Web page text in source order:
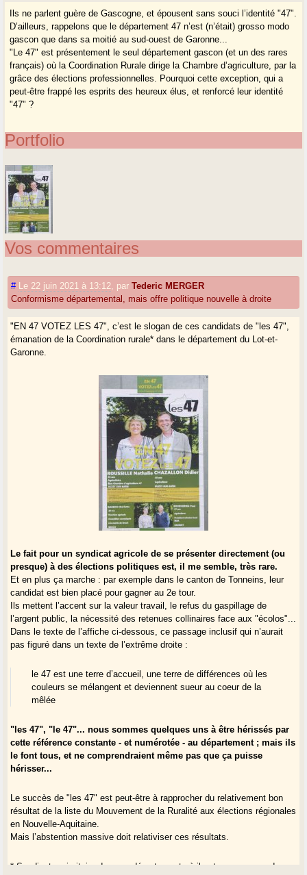
Ils ne parlent guère de Gascogne, et épousent sans souci l’identité "47".
D’ailleurs, rappelons que le département 47 n’est (n’était) grosso modo
gascon que dans sa moitié au sud-ouest de Garonne...
"Le 47" est présentement le seul département gascon (et un des rares
français) où la Coordination Rurale dirige la Chambre d’agriculture, par la
grâce des élections professionnelles. Pourquoi cette exception, qui a
peut-être frappé les esprits des heureux élus, et renforcé leur identité
"47" ?
Portfolio
Vos commentaires
# Le 22 juin 2021 à 13:12 parTederic MERGER
Conformisme départemental, mais offre politique nouvelle à droite
"EN 47 VOTEZ LES 47", c’est le slogan de ces candidats de "les 47",
émanation de la Coordination rurale* dans le département du Lot-et-
Garonne.
Le fait pour un syndicat agricole de se présenter directement (ou
presque) à des élections politiques est, il me semble, très rare.
Et en plus ça marche : par exemple dans le canton de Tonneins, leur
candidat est bien placé pour gagner au 2e tour.
Ils mettent l’accent sur la valeur travail, le refus du gaspillage de
l’argent public, la nécessité des retenues collinaires face aux "écolos"...
Dans le texte de l’affiche ci-dessous, ce passage inclusif qui n’aurait
pas figuré dans un texte de l’extrême droite :
le 47 est une terre d’accueil, une terre de différences où les
couleurs se mélangent et deviennent sueur au coeur de la
mêlée
"les 47", "le 47"... nous sommes quelques uns à être hérissés par
cette référence constante - et numérotée - au département ; mais ils
le font tous, et ne comprendraient même pas que ça puisse
hérisser...
Le succès de "les 47" est peut-être à rapprocher du relativement bon
résultat de la liste du Mouvement de la Ruralité aux élections régionales
en Nouvelle-Aquitaine.
Mais l’abstention massive doit relativiser ces résultats.
* Syndicat majoritaire dans ce département où il est aux commandes